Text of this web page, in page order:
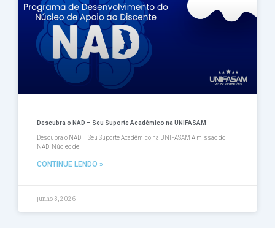
Descubra o NAD – Seu Suporte Acadêmico na UNIFASAM
Descubra o NAD – Seu Suporte Acadêmico na UNIFASAM A missão do
NAD, Núcleo de
CONTINUE LENDO »
junho 3, 2026